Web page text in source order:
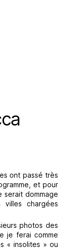
ont passé très
et pour
serait dommage
chargées
photos des
je ferai comme
« insolites » ou